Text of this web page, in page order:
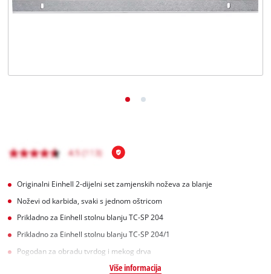
English
Originalni Einhell 2-dijelni set zamjenskih noževa za blanje
Noževi od karbida, svaki s jednom oštricom
Prikladno za Einhell stolnu blanju TC-SP 204
Prikladno za Einhell stolnu blanju TC-SP 204/1
Pogodan za obradu tvrdog i mekog drva
Više informacija